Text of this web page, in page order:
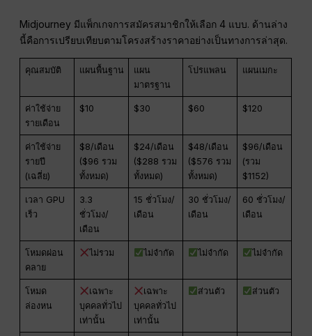
Midjourney มีแพ็กเกจการสมัครสมาชิกให้เลือก 4 แบบ. ด้านล่าง
นี้คือการเปรียบเทียบตามโครงสร้างราคาอย่างเป็นทางการล่าสุด.
คุณสมบัติ แผนพื้นฐาน
แผน
มาตรฐาน
โปรแพลน แผนเมกะ
ค่าใช้จ่าย
รายเดือน
$10 $30 $60 $120
ค่าใช้จ่าย
รายปี
(เฉลี่ย)
$8/เดือน
($96 รวม
ทั้งหมด)
$24/เดือน
($288 รวม
ทั้งหมด)
$48/เดือน
($576 รวม
ทั้งหมด)
$96/เดือน
(รวม
$1152)
เวลา GPU
เร็ว
3.3
ชั่วโมง/
เดือน
15 ชั่วโมง/
เดือน
30 ชั่วโมง/
เดือน
60 ชั่วโมง/
เดือน
โหมดผ่อน
คลาย
ไม่รวม ไม่จำกัด ไม่จำกัด ไม่จำกัด
โหมด
ล่องหน
เฉพาะ
บุคคลทั่วไป
เท่านั้น
เฉพาะ
บุคคลทั่วไป
เท่านั้น
ส่วนตัว ส่วนตัว